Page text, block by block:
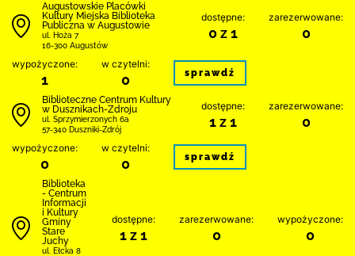
Augustowskie Placówki
Kultury Miejska Biblioteka
Publiczna w Augustowie
ul. Hoża 7
16-300 Augustów
dostępne:
0 z 1
zarezerwowane:
0
wypożyczone:
1
w czytelni:
0 sprawdź
Biblioteczne Centrum Kultury
w Dusznikach-Zdroju
ul. Sprzymierzonych 6a
57-340 Duszniki-Zdrój
dostępne:
1 z 1
zarezerwowane:
0
wypożyczone:
0
w czytelni:
0 sprawdź
Biblioteka
- Centrum
Informacji
i Kultury
Gminy
Stare
Juchy
ul. Ełcka 8
dostępne:
1 z 1
zarezerwowane:
0
wypożyczone:
0